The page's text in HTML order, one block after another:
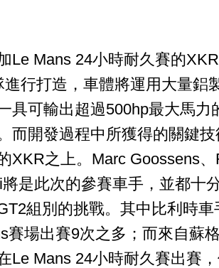
Le Mans 24小時耐久賽的
進行打造，車體將運用大量鋁
具可輸出超過500hp最大馬力
而開發過程中所獲得的關鍵
XKR之上。Marc Goossens
是此次的參賽車手，並都十
組別的挑戰。其中比利時
賽場出賽9次之多；而來自蘇
Le Mans 24小時耐久賽出賽